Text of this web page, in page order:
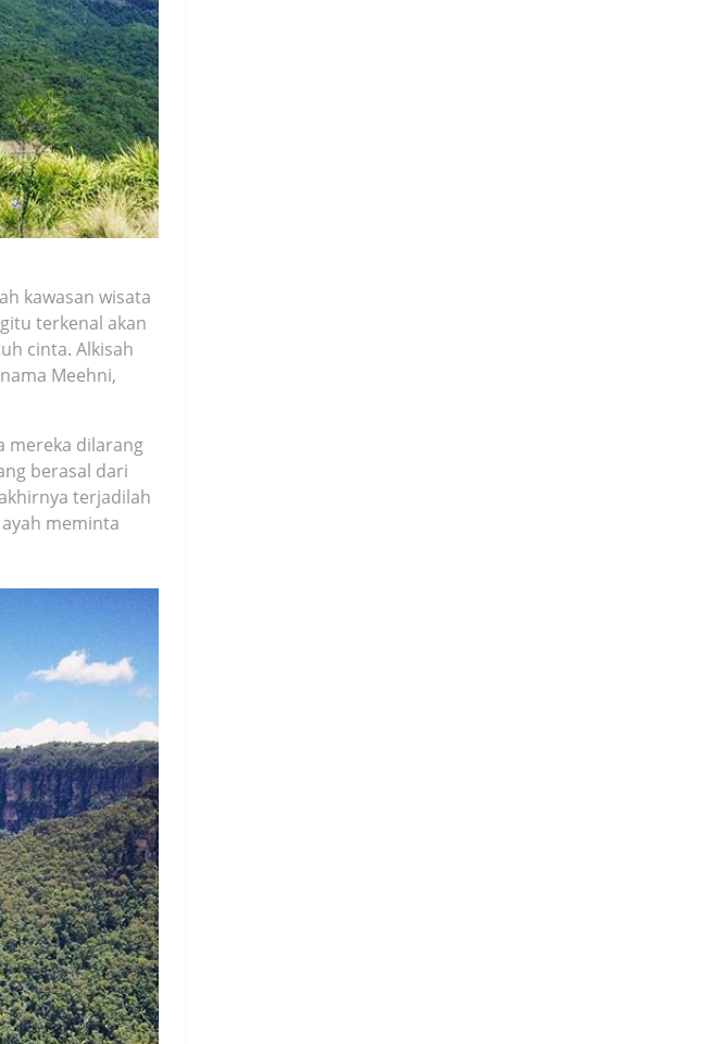
kawasan wisata
terkenal akan
cinta. Alkisah
Meehni,
mereka dilarang
berasal dari
terjadilah
meminta